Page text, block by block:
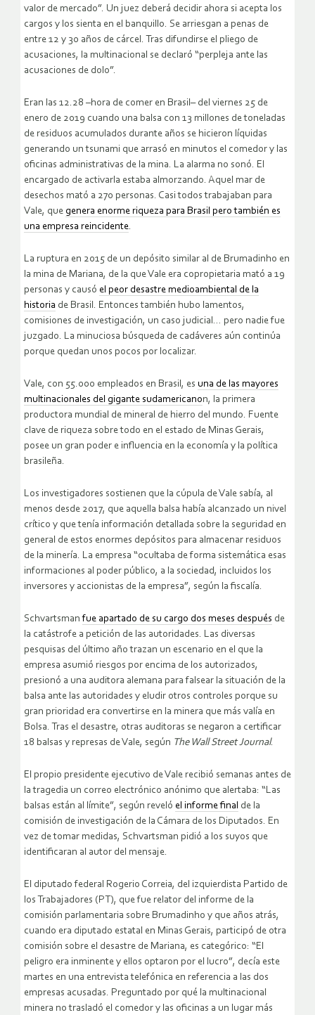
valor de mercado”. Un juez deberá decidir ahora si acepta los
cargos y los sienta en el banquillo. Se arriesgan a penas de
entre 12 y 30 años de cárcel. Tras difundirse el pliego de
acusaciones, la multinacional se declaró “perpleja ante las
acusaciones de dolo”.
Eran las 12.28 –hora de comer en Brasil– del viernes 25 de
enero de 2019 cuando una balsa con 13 millones de toneladas
de residuos acumulados durante años se hicieron líquidas
generando un tsunami que arrasó en minutos el comedor y las
oficinas administrativas de la mina. La alarma no sonó. El
encargado de activarla estaba almorzando. Aquel mar de
desechos mató a 270 personas. Casi todos trabajaban para
Vale, que genera enorme riqueza para Brasil pero también es
una empresa reincidente.
La ruptura en 2015 de un depósito similar al de Brumadinho en
la mina de Mariana, de la que Vale era copropietaria mató a 19
personas y causó el peor desastre medioambiental de la
historia de Brasil. Entonces también hubo lamentos,
comisiones de investigación, un caso judicial… pero nadie fue
juzgado. La minuciosa búsqueda de cadáveres aún continúa
porque quedan unos pocos por localizar.
Vale, con 55.000 empleados en Brasil, es una de las mayores
multinacionales del gigante sudamericanon, la primera
productora mundial de mineral de hierro del mundo. Fuente
clave de riqueza sobre todo en el estado de Minas Gerais,
posee un gran poder e influencia en la economía y la política
brasileña.
Los investigadores sostienen que la cúpula de Vale sabía, al
menos desde 2017, que aquella balsa había alcanzado un nivel
crítico y que tenía información detallada sobre la seguridad en
general de estos enormes depósitos para almacenar residuos
de la minería. La empresa “ocultaba de forma sistemática esas
informaciones al poder público, a la sociedad, incluidos los
inversores y accionistas de la empresa”, según la fiscalía.
Schvartsmanfue apartado de su cargo dos meses después de
la catástrofe a petición de las autoridades. Las diversas
pesquisas del último año trazan un escenario en el que la
empresa asumió riesgos por encima de los autorizados,
presionó a una auditora alemana para falsear la situación de la
balsa ante las autoridades y eludir otros controles porque su
gran prioridad era convertirse en la minera que más valía en
Bolsa. Tras el desastre, otras auditoras se negaron a certificar
18 balsas y represas de Vale, según The Wall Street Journal.
El propio presidente ejecutivo de Vale recibió semanas antes de
la tragedia un correo electrónico anónimo que alertaba: “Las
balsas están al límite”, según reveló el informe final de la
comisión de investigación de la Cámara de los Diputados. En
vez de tomar medidas, Schvartsman pidió a los suyos que
identificaran al autor del mensaje.
El diputado federal Rogerio Correia, del izquierdista Partido de
los Trabajadores (PT), que fue relator del informe de la
comisión parlamentaria sobre Brumadinho y que años atrás,
cuando era diputado estatal en Minas Gerais, participó de otra
comisión sobre el desastre de Mariana, es categórico: “El
peligro era inminente y ellos optaron por el lucro”, decía este
martes en una entrevista telefónica en referencia a las dos
empresas acusadas. Preguntado por qué la multinacional
minera no trasladó el comedor y las oficinas a un lugar más